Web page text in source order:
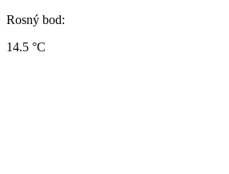
Rosný bod:
14.5 °C